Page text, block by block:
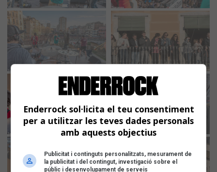
Enderrock sol·licita el teu consentiment
per a utilitzar les teves dades personals
amb aquests objectius
Publicitat i continguts personalitzats, mesurament de
la publicitat i del contingut, investigació sobre el
públic i desenvolupament de serveis